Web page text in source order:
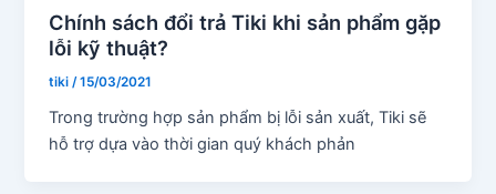
Chính sách đổi trả Tiki khi sản phẩm gặp
lỗi kỹ thuật?
tiki /15/03/2021
Trong trường hợp sản phẩm bị lỗi sản xuất, Tiki sẽ
hỗ trợ dựa vào thời gian quý khách phản